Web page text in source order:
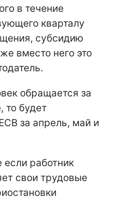
в течение
кварталу
субсидию
вместо него это
обращается за
то будет
за апрель, май и
работник
свои трудовые